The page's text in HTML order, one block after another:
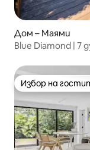
Дом – Маями
Blue Diamond | 7
Избор на
Избор на